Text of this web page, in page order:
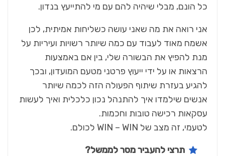
כל הונם, מבלי שיהיה להם עם מי להתייעץ בנדון.
אני רואה את מה שאני עושה כשליחות אמיתית, לכן
אשמח מאוד לעבוד עם כמה שיותר רשויות ועיריות על
מנת להפיץ את הבשורה שלי, בין אם באמצעות
הרצאות או על ידי ייעוץ פרטני מטעם המועדון, ובכך
להגיע בעזרת שיתוף הפעולה הזה לכמה שיותר
אנשים שילמדו איך להתנהל נכון כלכלית ואיך לעשות
עסקאות רכישה טובות וחכמות.
לטעמי, זה מצב של WIN – WIN לכולם.
תרצי להעביר מסר לממשל?